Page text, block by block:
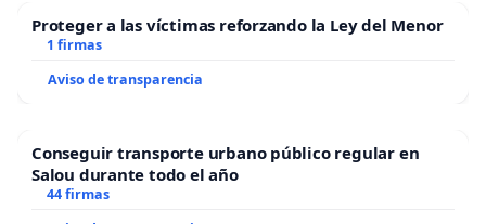
Proteger a las víctimas reforzando la Ley del Menor
1 firmas
Aviso de transparencia
Conseguir transporte urbano público regular en
Salou durante todo el año
44 firmas